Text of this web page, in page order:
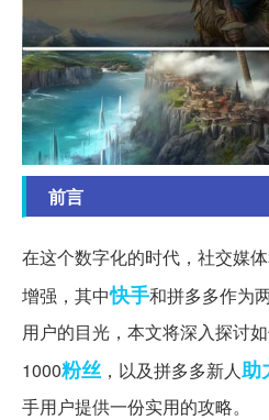
前言
在这个数字化的时代，社交媒
增强，其中快手和拼多多作为
用户的目光，本文将深入探讨
1000粉丝 ，以及拼多多新人助
手用户提供一份实用的攻略。